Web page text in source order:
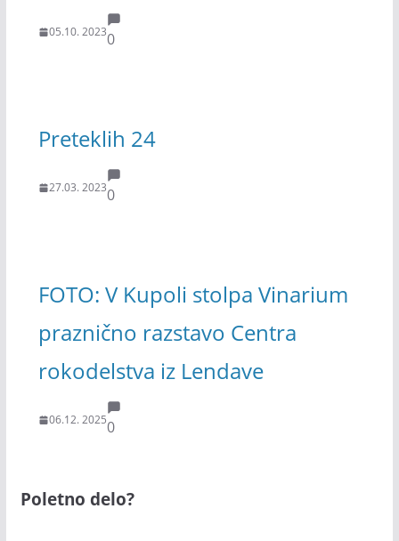
05.10. 20230
Preteklih 24
27.03. 20230
FOTO: V Kupoli stolpa Vinarium
praznično razstavo Centra
rokodelstva iz Lendave
06.12. 20250
Poletno delo?